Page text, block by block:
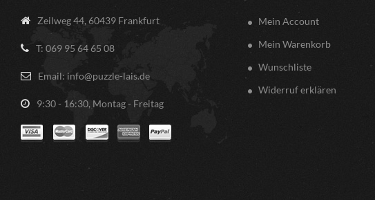
Zeilweg 44, 60439 Frankfurt
T: 069 95 64 65 08
Email: info@puzzle-lais.de
9:30 - 16:30, Montag - Freitag
Mein Account
Mein Warenkorb
Wunschliste
Widerruf erklären